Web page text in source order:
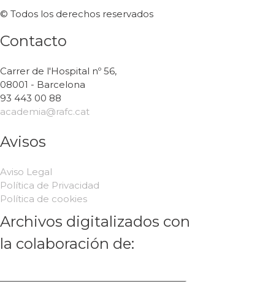
© Todos los derechos reservados
Contacto
Carrer de l'Hospital nº 56,
08001 - Barcelona
93 443 00 88
academia@rafc.cat
Avisos
Aviso Legal
Política de Privacidad
Política de cookies
Archivos digitalizados con
la colaboración de: